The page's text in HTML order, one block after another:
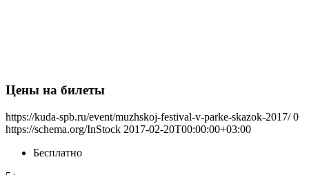
Цены на билеты
https://kuda-spb.ru/event/muzhskoj-festival-v-parke-skazok-2017/ 0
https://schema.org/InStock 2017-02-20T00:00:00+03:00
Бесплатно